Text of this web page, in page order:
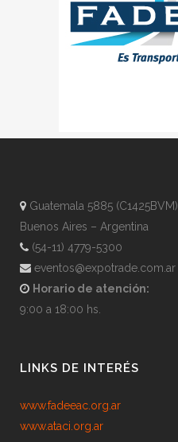
Guatemala 5885 (C1425BVM)
Buenos Aires – Argentina
(54-11) 4779-5300
eventos@expotrade.com.ar
Horario de atención:
9:00 a 18:00 hs.
LINKS DE INTERÉS
www.fadeeac.org.ar
www.ataci.org.ar